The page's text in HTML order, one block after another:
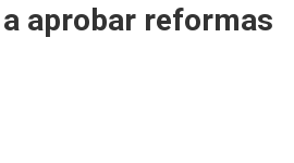
aprobar reformas